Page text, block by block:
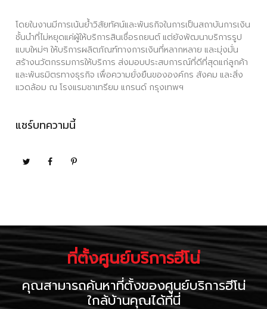
โดยในงานมีการเน้นย้ำวิสัยทัศน์และพันธกิจในการเป็นสถาบันการเงิน
ชั้นนำที่ไม่หยุดแค่ผู้ให้บริการสินเชื่อรถยนต์ แต่ยังพัฒนาบริการรูป
แบบใหม่ๆ ให้บริการผลิตภัณฑ์ทางการเงินที่หลากหลาย และมุ่งมั่น
สร้างนวัตกรรมการให้บริการ ส่งมอบประสบการณ์ที่ดีที่สุดแก่ลูกค้า
และพันธมิตรทางธุรกิจ เพื่อความยั่งยืนขององค์กร สังคม และสิ่ง
แวดล้อม ณ โรงแรมชาเทรียม แกรนด์ กรุงเทพฯ
แชร์บทความนี้
ที่ตั้งศูนย์บริการฮีโน่
คุณสามารถค้นหาที่ตั้งของศูนย์บริการฮีโน่
ใกล้บ้านคุณได้ที่นี่